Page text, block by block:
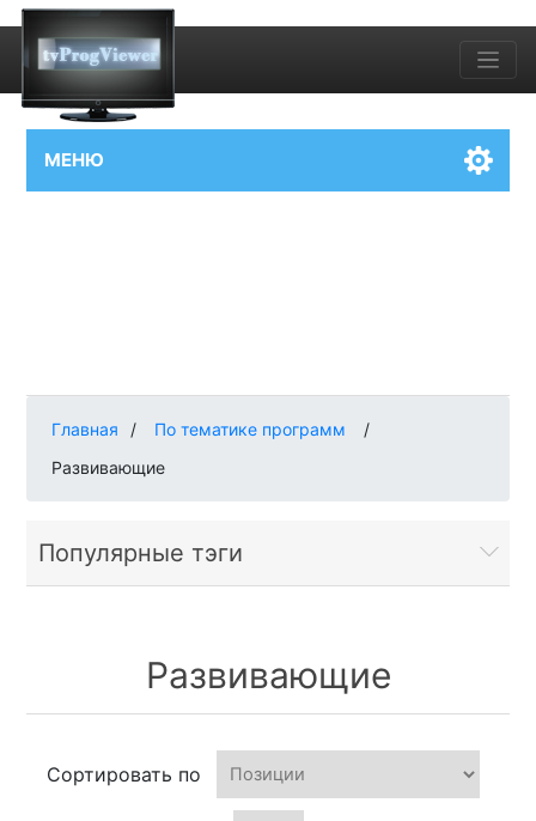
МЕНЮ
Главная / По тематике программ
/
Развивающие
Популярные тэги
Развивающие
Сортировать по